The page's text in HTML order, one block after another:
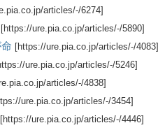
articles/-/6274]
[https://ure.pia.co.jp/articles/-/5890]
[https://ure.pia.co.jp/articles/-/4083]
ure.pia.co.jp/articles/-/5246]
articles/-/4838]
ure.pia.co.jp/articles/-/3454]
[https://ure.pia.co.jp/articles/-/4446]